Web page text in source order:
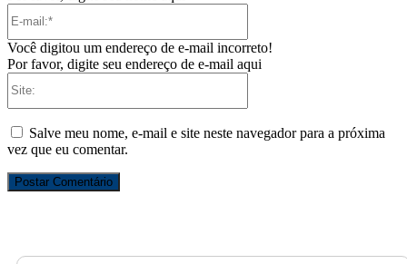
Você digitou um endereço de e-mail incorreto!
Por favor, digite seu endereço de e-mail aqui
Salve meu nome, e-mail e site neste navegador para a próxima
vez que eu comentar.